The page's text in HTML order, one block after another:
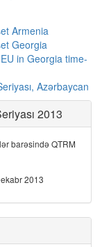
Armenia
Georgia
in Georgia time-
Azərbaycan
2013
barəsində QTRM
2013